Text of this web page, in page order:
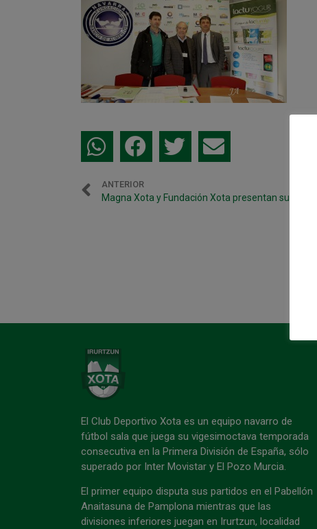
ANTERIOR
El Club Deportivo Xota es un equipo navarro de
fútbol sala que juega su vigesimoctava temporada
consecutiva en la Primera División de España, sólo
superado por Inter Movistar y El Pozo Murcia.
El primer equipo disputa sus partidos en el Pabellón
Anaitasuna de Pamplona mientras que las
divisiones inferiores juegan en Irurtzun, localidad